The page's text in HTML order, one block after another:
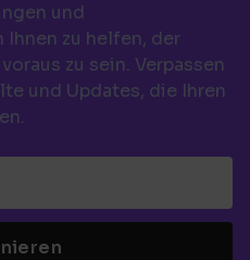
und
Ihnen zu helfen, der
zu sein. Verpassen
und Updates, die Ihren